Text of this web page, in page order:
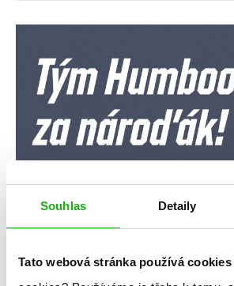
Souhlas Detaily
Tato webová stránka používá cookies